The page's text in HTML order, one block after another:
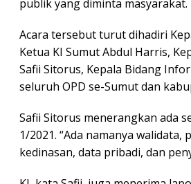
publik yang diminta
Acara tersebut turut dihadiri
Ketua KI Sumut Abdul Harris,
Safii Sitorus, Kepala Bidang
seluruh OPD se-Sumut dan
Safii Sitorus menerangkan ada
1/2021. “Ada namanya
kedinasan, data pribadi, dan